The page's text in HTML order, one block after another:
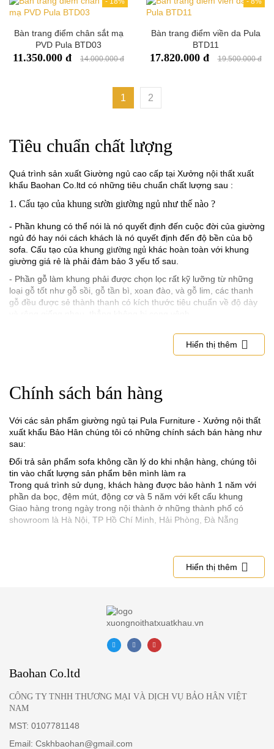
Bàn trang điểm chân sắt mạ
PVD Pula BTD03
11.350.000 đ 14.000.000 đ
Bàn trang điểm viền da Pula
BTD11
17.820.000 đ 19.500.000 đ
1 2
Tiêu chuẩn chất lượng
Quá trình sản xuất Giường ngủ cao cấp tại Xưởng nội thất xuất
khẩu Baohan Co.ltd có những tiêu chuẩn chất lượng sau :
1. Cấu tạo của khung sườn giường ngủ như thế nào ?
- Phần khung có thể nói là nó quyết định đến cuộc đời của giường
ngủ đó hay nói cách khách là nó quyết định đến độ bền của bộ
sofa. Cấu tạo của khung giường ngủ khác hoàn toàn với khung
giường giá rẻ là phải đảm bảo 3 yếu tố sau.
- Phần gỗ làm khung phải được chọn lọc rất kỹ lưỡng từ những
loại gỗ tốt như gỗ sồi, gỗ tần bì, xoan đào, và gỗ lim, các thanh
gỗ đều được sẻ thành thanh có kích thước tiêu chuẩn về độ dày
- Phần giát giường là gỗ sồi dày bản, không cong vênh mối mọt
2. Chất lượng đệm mút giường ngủ phải có độ dày và đàn hồi tốt
không bạn hãy kiểm tra ngay tại chỗ bán hàng. Đối với dòng đệm
mút tốt thì độ dày của nó phải đạt 5cm tối thiểu theo tiêu chuẩn
- Hiện nay mút tốt để dùng cho giường ngủ bọc đệm là D40 loại
này có độ co dãn và độ đàn hồi tốt cũng như độ dày đúng tiêu
chuẩn, còn các loại giá rẻ thông thường họ sử dụng dòng K30,
K35, hoặc thấp hơn.
3. Chất liệu bọc giường ngủ cao cấp phải được nhập khẩu
- Chất liệu tốt để bọc đối với giường ngủ cao cấp khi sử dụng chất
liệu da để bọc là phải dòng da thật, da Microfiber, Carola dung
tiêu chuẩn chất lượng.
dòng nhập khẩu của các nước tiên tiến như Anh, Pháp, Bỉ, Hàn
Hiển thị thêm
Chính sách bán hàng
Với các sản phẩm giường ngủ tại Pula Furniture - Xưởng nội thất
xuất khẩu Bảo Hân chúng tôi có những chính sách bán hàng như
sau:
Đổi trả sản phẩm sofa không cần lý do khi nhận hàng, chúng tôi
tin vào chất lượng sản phẩm bên mình làm ra
Trong quá trình sử dụng, khách hàng được bảo hành 1 năm với
phần da bọc, đệm mút, động cơ và 5 năm với kết cấu khung
Giao hàng trong ngày trong nội thành ở những thành phố có
showroom là Hà Nội, TP Hồ Chí Minh, Hải Phòng, Đà Nẵng
Hiển thị thêm
Baohan Co.ltd
CÔNG TY TNHH THƯƠNG MẠI VÀ DỊCH VỤ BẢO HÂN VIỆT
NAM
MST: 0107781148
Email: Cskhbaohan@gmail.com